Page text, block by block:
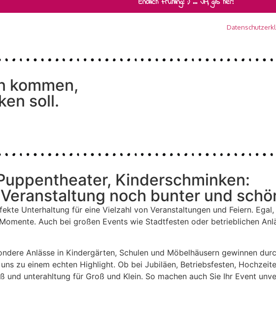
kommen,
soll.
Kinderschminken:
noch bunter und
Unterhaltung für eine Vielzahl von Veranstaltungen und Feiern.
Auch bei großen Events wie Stadtfesten oder betrieblichen
Anlässe in Kindergärten, Schulen und Möbelhäusern gewinnen
zu einem echten Highlight. Ob bei Jubiläen, Betriebsfesten,
und unterahltung für Groß und Klein. So machen auch Sie Ihr Event